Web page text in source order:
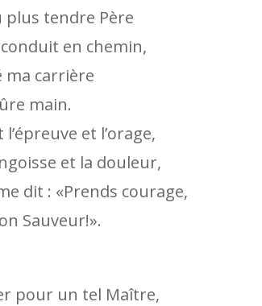
plus tendre Père
conduit en chemin,
ma carrière
main.
et l’orage,
et la douleur,
dit : «Prends courage,
Sauveur!».
pour un tel Maître,